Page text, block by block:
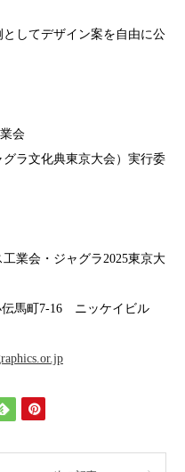
してデザイン案を自由に公
会
グラ文化典東京大会）実行委
業会・ジャグラ2025東京大
馬町7-16 ニッケイビル